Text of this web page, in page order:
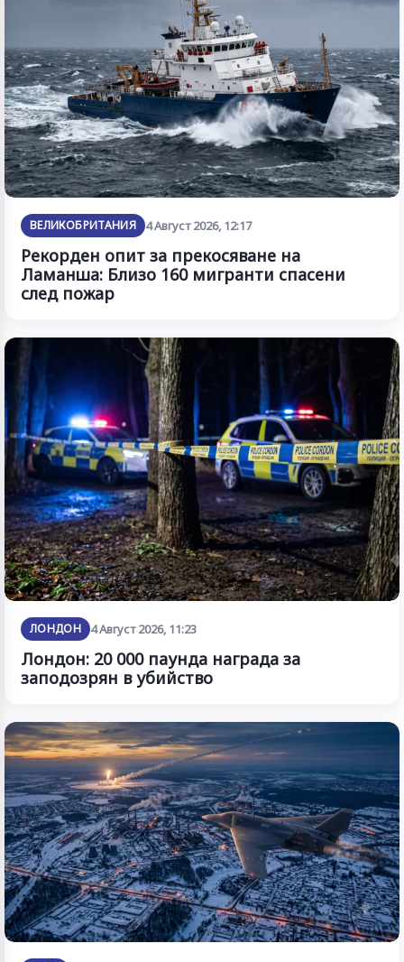
ВЕЛИКОБРИТАНИЯ 4 Август 2026, 12:17
Рекорден опит за прекосяване на
Ламанша: Близо 160 мигранти спасени
след пожар
ЛОНДОН 4 Август 2026, 11:23
Лондон: 20 000 паунда награда за
заподозрян в убийство